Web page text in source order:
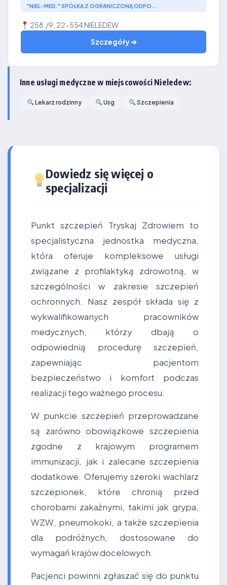
"NIEL-MED." SPÓŁKA Z OGRANICZONĄ ODPO...
258./9, 22-554 NIELEDEW
Szczegóły ➔
Inne usługi medyczne w miejscowości Nieledew:
Lekarz rodzinny Usg Szczepienia
Dowiedz się więcej o
specjalizacji
Punkt szczepień Tryskaj Zdrowiem to
specjalistyczna jednostka medyczna,
która oferuje kompleksowe usługi
związane z profilaktyką zdrowotną, w
szczególności w zakresie szczepień
ochronnych. Nasz zespół składa się z
wykwalifikowanych pracowników
medycznych, którzy dbają o
odpowiednią procedurę szczepień,
zapewniając pacjentom
bezpieczeństwo i komfort podczas
realizacji tego ważnego procesu.
W punkcie szczepień przeprowadzane
są zarówno obowiązkowe szczepienia
zgodne z krajowym programem
immunizacji, jak i zalecane szczepienia
dodatkowe. Oferujemy szeroki wachlarz
szczepionek, które chronią przed
chorobami zakaźnymi, takimi jak grypa,
WZW, pneumokoki, a także szczepienia
dla podróżnych, dostosowane do
wymagań krajów docelowych.
Pacjenci powinni zgłaszać się do punktu